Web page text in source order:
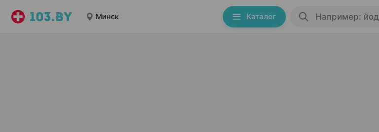
Минск Каталог Например: йод